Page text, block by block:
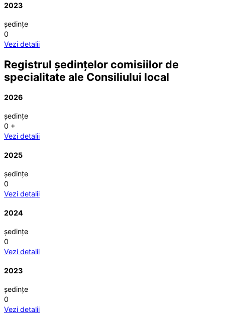
2023
ședințe
0
Vezi detalii
Registrul ședințelor comisiilor de
specialitate ale Consiliului local
2026
ședințe
0 +
Vezi detalii
2025
ședințe
0
Vezi detalii
2024
ședințe
0
Vezi detalii
2023
ședințe
0
Vezi detalii